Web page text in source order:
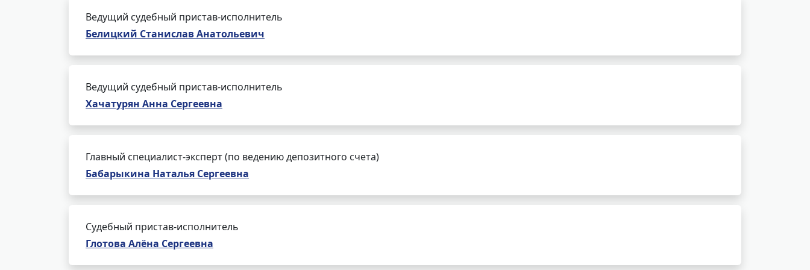
Ведущий судебный пристав-исполнитель
Белицкий Станислав Анатольевич
Ведущий судебный пристав-исполнитель
Хачатурян Анна Сергеевна
Главный специалист-эксперт (по ведению депозитного счета)
Бабарыкина Наталья Сергеевна
Судебный пристав-исполнитель
Глотова Алёна Сергеевна